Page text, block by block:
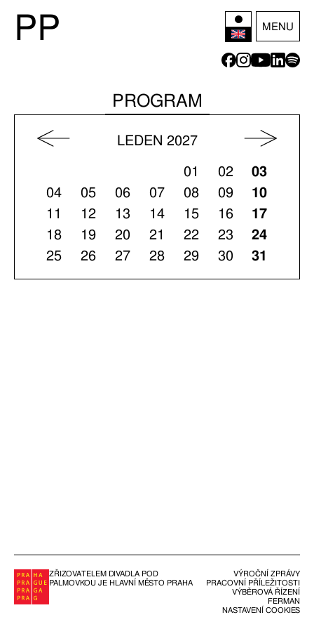
PP MENU
PROGRAM
LEDEN 2027
01
02
03
04
05 06 07 08 09
10
11
12 13 14 15 16
17
18
19 20 21 22 23
24
25
26 27 28 29 30 31
ZŘIZOVATELEM DIVADLA POD
PALMOVKOU JE HLAVNÍ MĚSTO PRAHA
VÝROČNÍ ZPRÁVY
PRACOVNÍ PŘÍLEŽITOSTI
VÝBĚROVÁ ŘÍZENÍ
FERMAN
NASTAVENÍ COOKIES